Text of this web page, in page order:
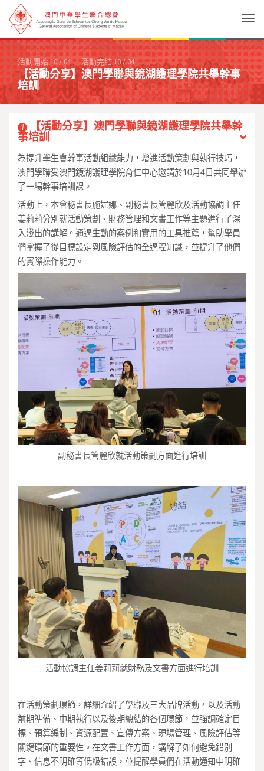
活動開始 10/04 活動完結 10/04
【活動分享】澳門學聯與鏡湖護理學院共舉幹事
培訓
1
【活動分享】澳門學聯與鏡湖護理學院共舉幹
事培訓
為提升學生會幹事活動組織能力，增進活動策劃與執行技巧，
澳門學聯受澳門鏡湖護理學院育仁中心邀請於10月4日共同舉辦
了一場幹事培訓課。
活動上，本會秘書長施妮娜、副秘書長管麗欣及活動協調主任
姜莉莉分別就活動策劃、財務管理和文書工作等主題進行了深
入淺出的講解。通過生動的案例和實用的工具推薦，幫助學員
們掌握了從目標設定到風險評估的全過程知識，並提升了他們
的實際操作能力。
副秘書長管麗欣就活動策劃方面進行培訓
活動協調主任姜莉莉就財務及文書方面進行培訓
在活動策劃環節，詳細介紹了學聯及三大品牌活動，以及活動
前期準備、中期執行以及後期總結的各個環節，並強調確定目
標、預算編制、資源配置、宣傳方案、現場管理、風險評估等
關鍵環節的重要性。在文書工作方面，講解了如何避免錯別
字、信息不明確等低級錯誤，並提醒學員們在活動通知中明確